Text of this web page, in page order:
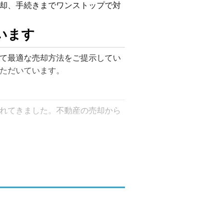
、手続きまでワンストップで対
ます
最適な売却方法をご提示してい
だいています。
てきました。不動産の売却から